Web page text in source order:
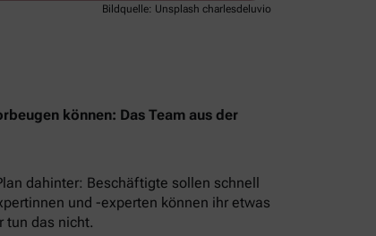
Bildquelle: Unsplash charlesdeluvio
können: Das Team aus der
dahinter: Beschäftigte sollen schnell
und -experten können ihr etwas
tun das nicht.